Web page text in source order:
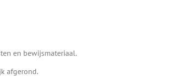
en bewijsmateriaal.
afgerond.